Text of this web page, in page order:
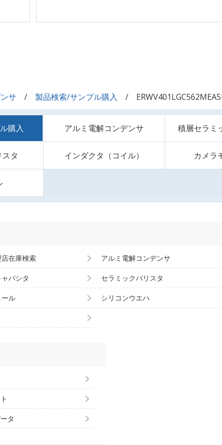
サ 製品検索/サンプル購入
購入 アルミ電解コンデンサ 積層セラミ
タ インダクタ（コイル） カメラ
在庫検索 アルミ電解コンデンサ
パシタ セラミックバリスタ
ル シリコンウエハ
タ